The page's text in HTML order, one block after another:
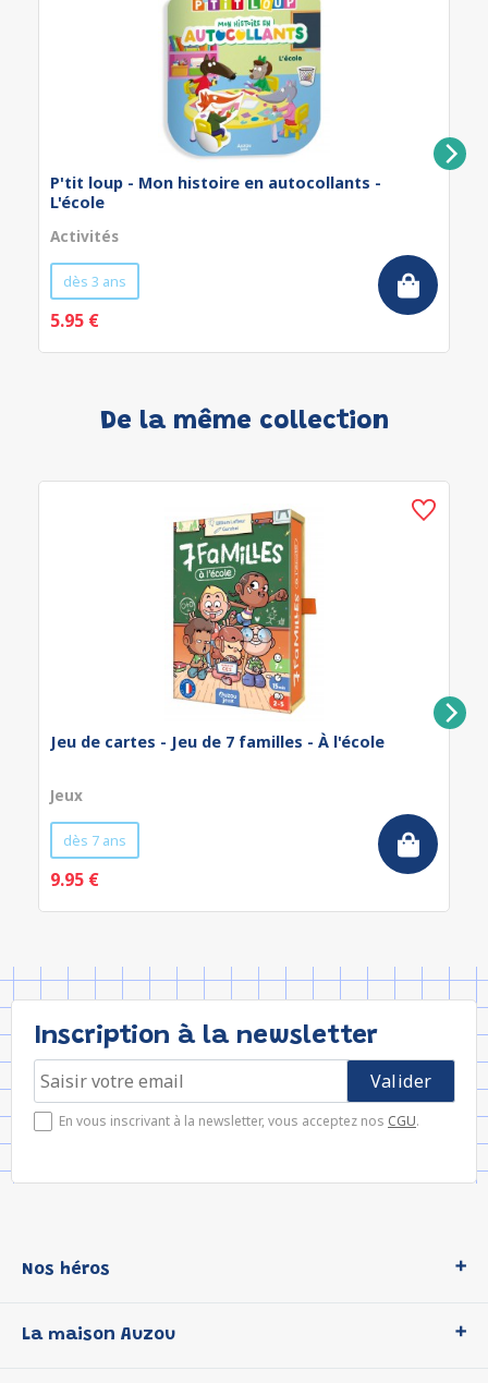
P'tit loup - Mon histoire en autocollants -
L'école
Activités
dès 3 ans
5.95 €
De la même collection
Jeu de cartes - Jeu de 7 familles - À l'école
Jeux
dès 7 ans
9.95 €
Inscription à la newsletter
En vous inscrivant à la newsletter, vous acceptez nos CGU.
Nos héros
P'tit Loup
La maison Auzou